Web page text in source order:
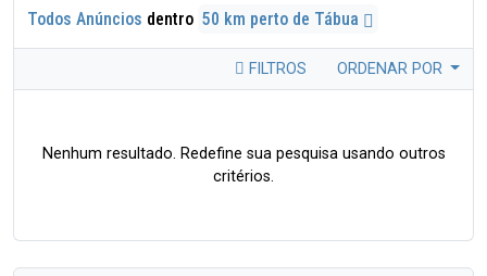
Todos Anúncios dentro 50 km perto de Tábua
FILTROS ORDENAR POR
Nenhum resultado. Redefine sua pesquisa usando outros
critérios.